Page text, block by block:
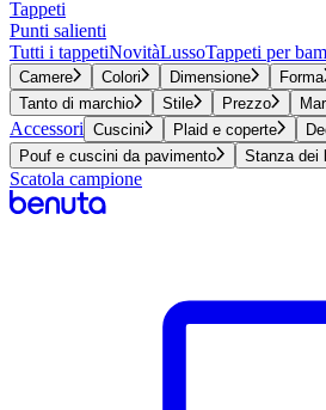
Tappeti
Punti salienti
Tutti i tappetiNovitàLussoTappeti per
Camere Colori Dimensione Forma
Tanto di marchio
Stile Prezzo
Accessori Cuscini Plaid e coperte
Pouf e cuscini da pavimento
Stanza dei
Scatola campione